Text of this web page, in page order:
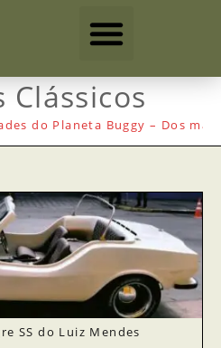
Clássicos
do Planeta Buggy – Dos
SS do Luiz Mendes